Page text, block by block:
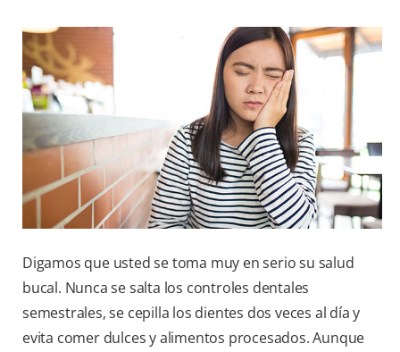
PROMOCIONES
HN (ES)
SUSCRÍBASE
Digamos que usted se toma muy en serio su salud
bucal. Nunca se salta los controles dentales
semestrales, se cepilla los dientes dos veces al día y
evita comer dulces y alimentos procesados. Aunque